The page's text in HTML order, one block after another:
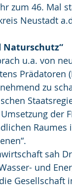
zum 46. Mal
Neustadt
Naturschutz“
u.a. von
Prädatoren
zu
der
sah
und
Gesellschaft